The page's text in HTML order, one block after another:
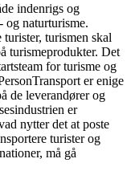
indenrigs og
og naturturisme.
turismen skal
turismeprodukter. Det
for turisme og
er enige
de leverandører og
er
nytter det at poste
turister og
må gå